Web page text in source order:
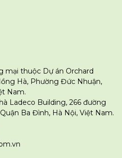
mại thuộc Dự án Orchard
Hà, Phường Đức Nhuận,
Nam.
Ladeco Building, 266 đường
Ba Đình, Hà Nội, Việt Nam.